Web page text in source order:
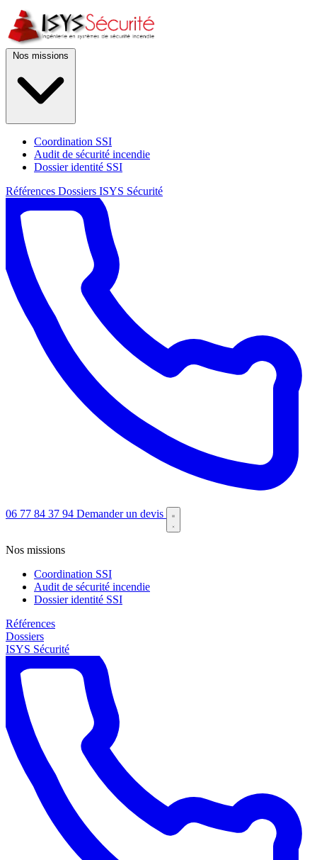
Coordination SSI
Audit de sécurité incendie
Dossier identité SSI
Références Dossiers ISYS Sécurité
06 77 84 37 94 Demander un devis
Nos missions
Coordination SSI
Audit de sécurité incendie
Dossier identité SSI
Références
Dossiers
ISYS Sécurité